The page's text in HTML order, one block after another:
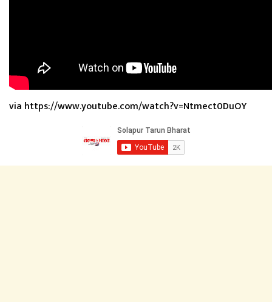
via https://www.youtube.com/watch?v=Ntmect0DuOY